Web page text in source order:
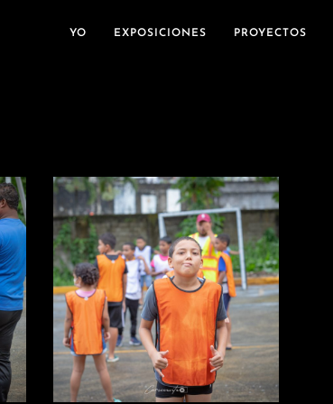
YO EXPOSICIONES PROYECTOS